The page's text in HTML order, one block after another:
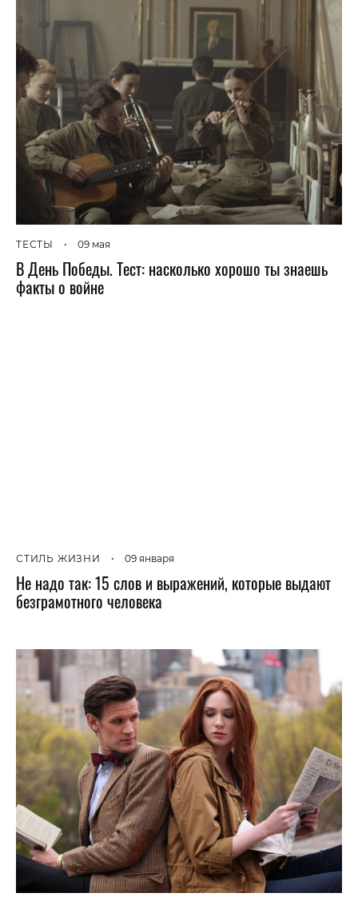
ТЕСТЫ • 09 мая
В День Победы. Тест: насколько хорошо ты знаешь
факты о войне
СТИЛЬ ЖИЗНИ • 09 января
Не надо так: 15 слов и выражений, которые выдают
безграмотного человека